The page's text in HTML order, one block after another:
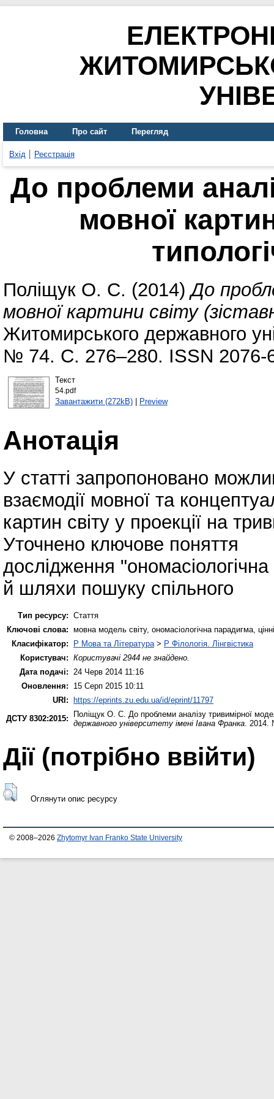
Головна Про сайт Перегляд
Вхід Реєстрація
До проблеми
мовної
Поліщук О. С. (2014)До
мовної картини світу
Житомирського державного
№ 74. С. 276–280. ISSN 2076-
Текст
54.pdf
Завантажити (272kB)| Preview
Анотація
У статті запропоновано
взаємодії мовної та
картин світу у проекції на
Уточнено ключове поняття
дослідження
й шляхи пошуку спільного
Тип ресурсу: Стаття
Ключові слова: мовна модель світу, ономасіологічна парадигма,
Класифікатор:
P Мова та Література > P Філологія. Лінгвістика
Користувач: Користувачі 2944 не знайдено.
Дата подачі:
24 Черв 2014 11:16
Оновлення:
15 Серп 2015 10:11
URI: https://eprints.zu.edu.ua/id/eprint/11797
ДСТУ 8302:2015:
Поліщук О. С. До проблеми аналізу тривимірної
державного університету імені Івана Франка .
Дії ​​(потрібно ввійти)
Оглянути опис ресурсу
© 2008–2026 Zhytomyr Ivan Franko State University